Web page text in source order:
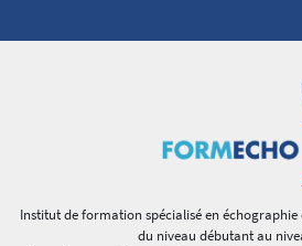
Institut de formation spécialisé en
du niveau débutant au